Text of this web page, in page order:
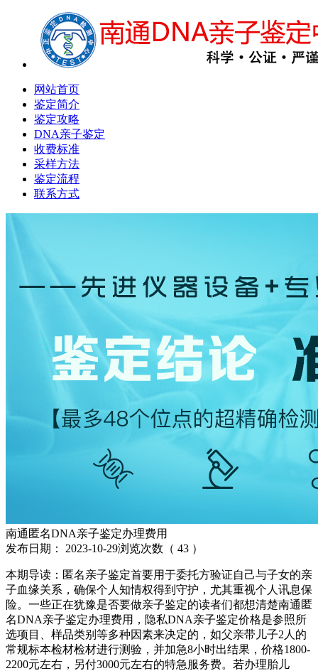
网站首页
鉴定简介
鉴定攻略
DNA亲子鉴定
收费标准
采样方法
鉴定流程
联系方式
南通匿名DNA亲子鉴定办理费用
发布日期：
2023-10-29浏览次数（ 43 ）
本期导读：匿名亲子鉴定首要用于委托方验证自己与子女的亲
子血缘关系，确保个人知情权得到守护，尤其重视个人讯息保
险。一些正在犹豫是否要做亲子鉴定的读者们都想清楚南通匿
名DNA亲子鉴定办理费用，隐私DNA亲子鉴定价格是参照所
选项目、样品类别等多种因素来决定的，如父亲带儿子2人的
常规标本检材检材进行测验，并加急8小时出结果，价格1800-
2200元左右，另付3000元左右的特急服务费。若办理胎儿